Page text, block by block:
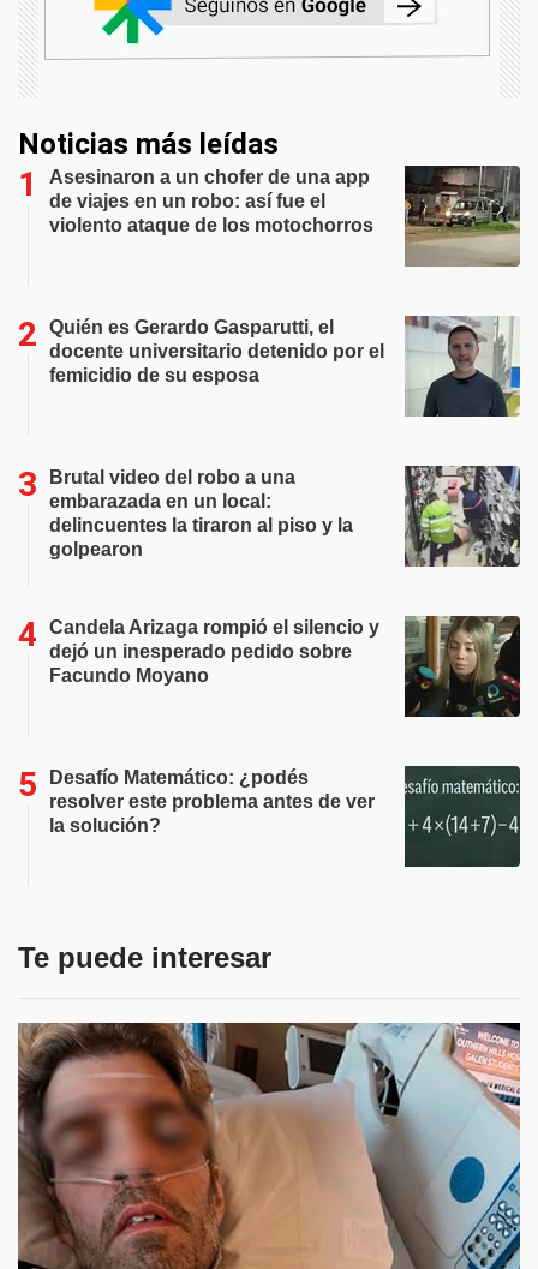
Noticias más leídas
Asesinaron a un chofer de una app
de viajes en un robo: así fue el
violento ataque de los motochorros
Quién es Gerardo Gasparutti, el
docente universitario detenido por el
femicidio de su esposa
Brutal video del robo a una
embarazada en un local:
delincuentes la tiraron al piso y la
golpearon
Candela Arizaga rompió el silencio y
dejó un inesperado pedido sobre
Facundo Moyano
Desafío Matemático: ¿podés
resolver este problema antes de ver
la solución?
Te puede interesar